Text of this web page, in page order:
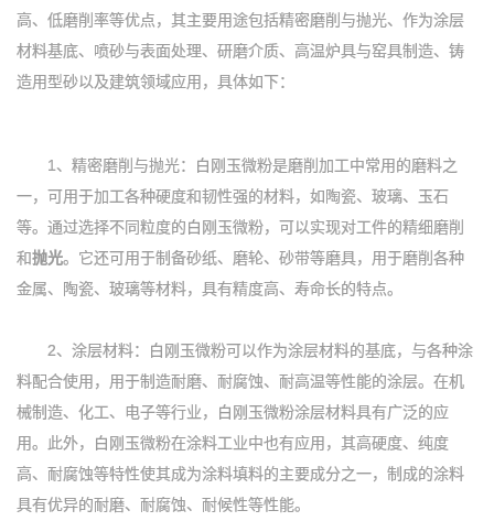
高、低磨削率等优点，其主要用途包括精密磨削与抛光、作为涂层
材料基底、喷砂与表面处理、研磨介质、高温炉具与窑具制造、铸
造用型砂以及建筑领域应用，具体如下：
1、精密磨削与抛光：白刚玉微粉是磨削加工中常用的磨料之
一，可用于加工各种硬度和韧性强的材料，如陶瓷、玻璃、玉石
等。通过选择不同粒度的白刚玉微粉，可以实现对工件的精细磨削
和抛光。它还可用于制备砂纸、磨轮、砂带等磨具，用于磨削各种
金属、陶瓷、玻璃等材料，具有精度高、寿命长的特点。
2、涂层材料：白刚玉微粉可以作为涂层材料的基底，与各种涂
料配合使用，用于制造耐磨、耐腐蚀、耐高温等性能的涂层。在机
械制造、化工、电子等行业，白刚玉微粉涂层材料具有广泛的应
用。此外，白刚玉微粉在涂料工业中也有应用，其高硬度、纯度
高、耐腐蚀等特性使其成为涂料填料的主要成分之一，制成的涂料
具有优异的耐磨、耐腐蚀、耐候性等性能。